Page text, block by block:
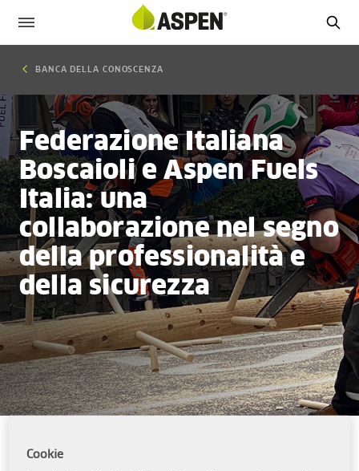
BANCA DELLA CONOSCENZA
Federazione Italiana
Boscaioli e Aspen Fuels
Italia: una
collaborazione nel segno
della professionalità e
della sicurezza
Aspen Fuels Italia avvia una collaborazione con la
Cookie